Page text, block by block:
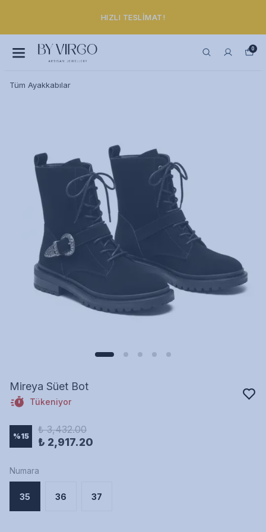
HIZLI TESLIMAT!
0
Tüm Ayakkabılar
Mireya Süet Bot
Tükeniyor
%15
₺ 3,432.00
₺ 2,917.20
Numara
35 36 37